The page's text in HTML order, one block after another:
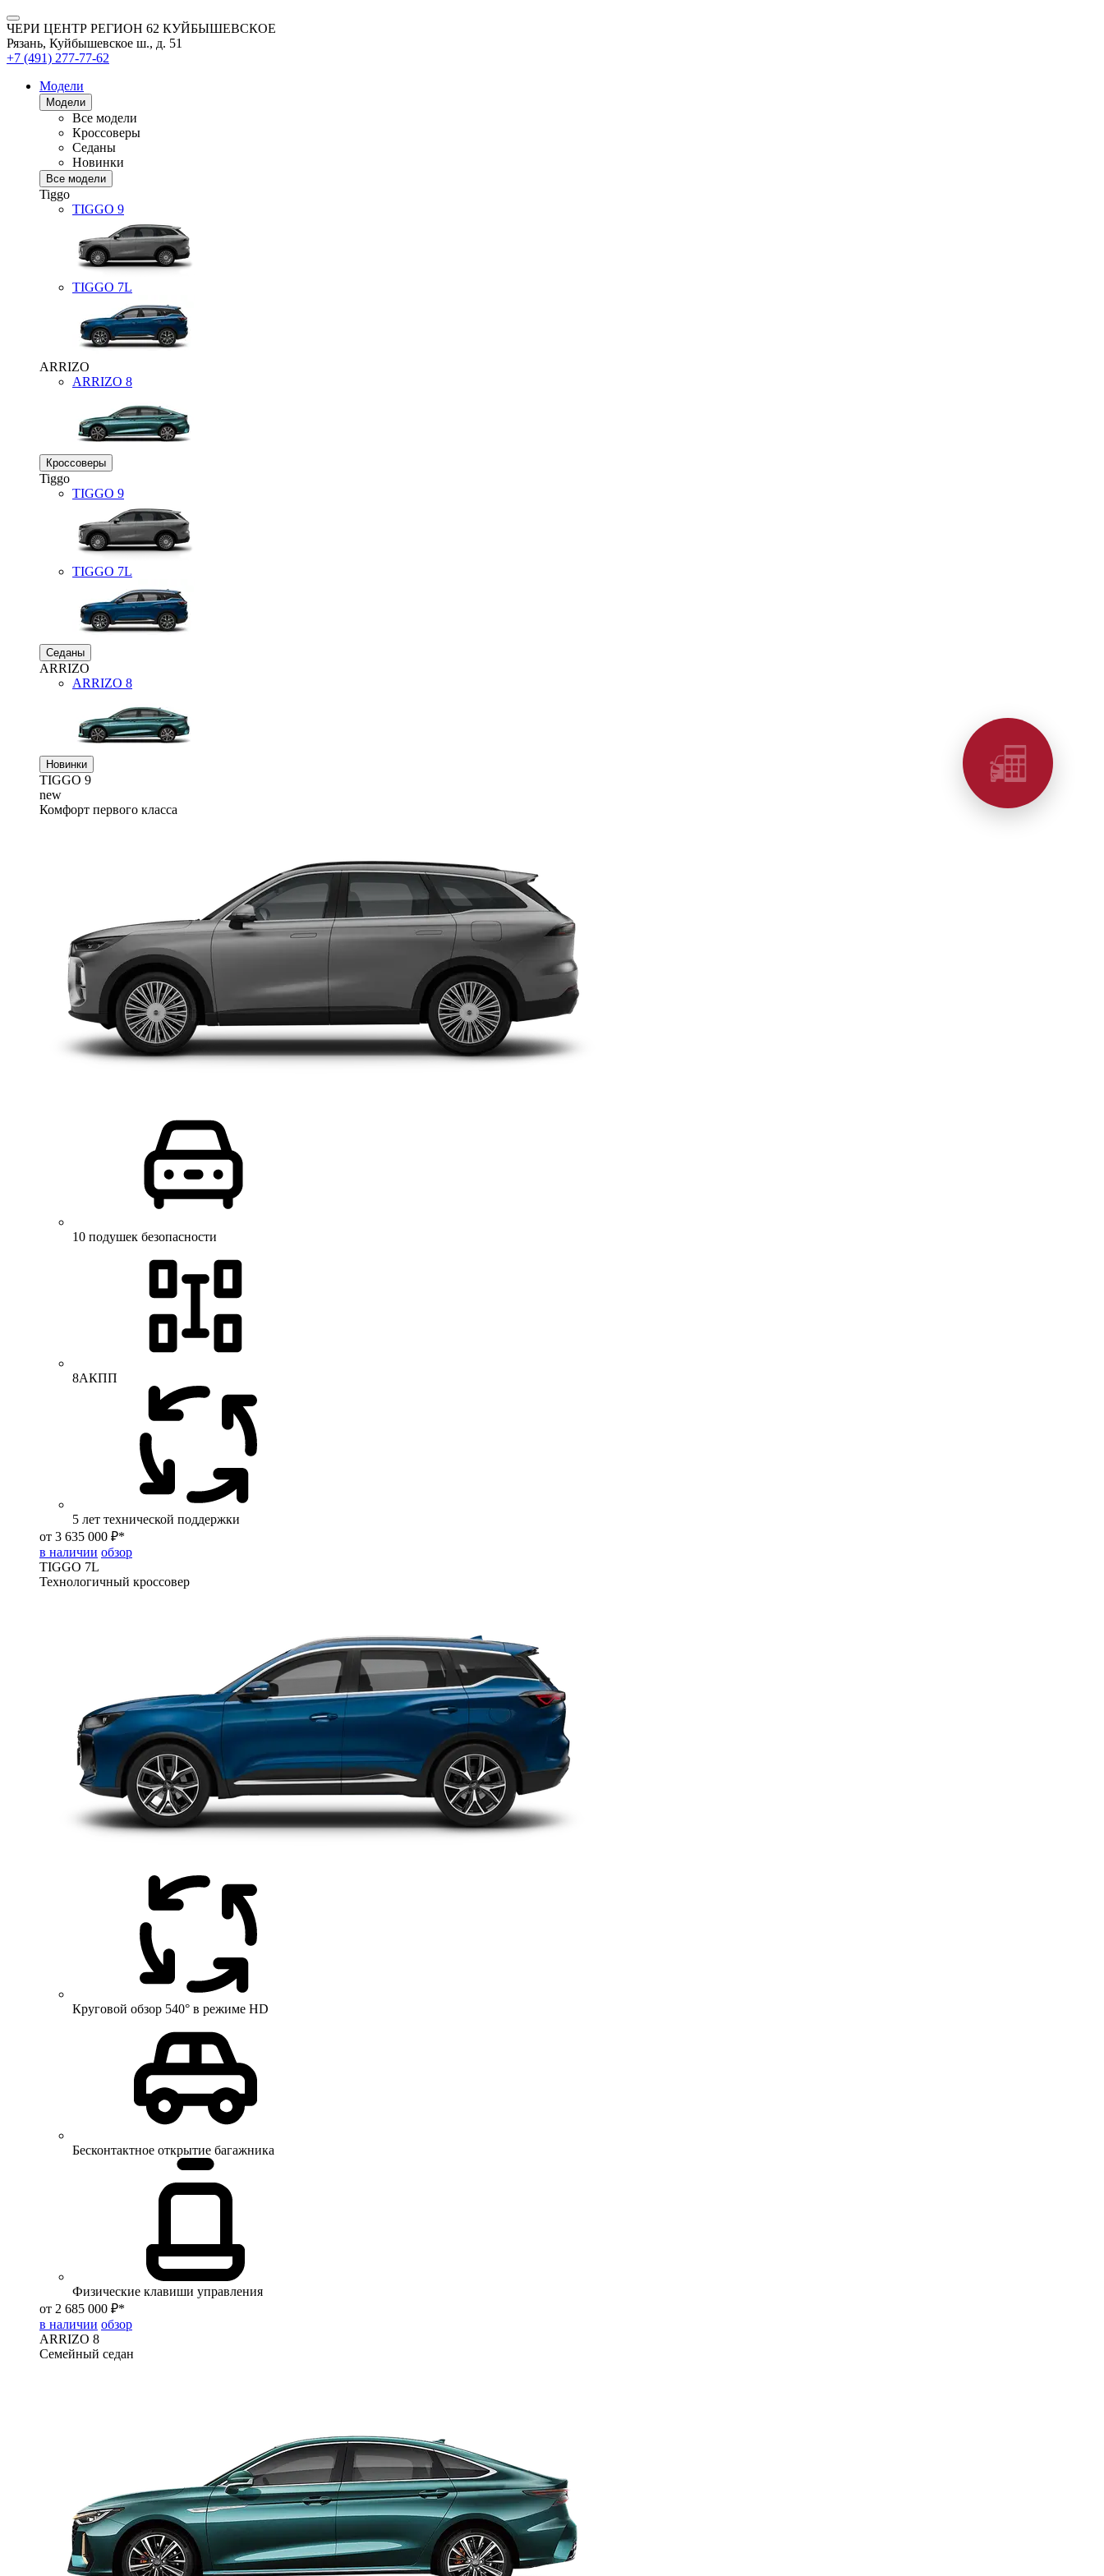
ЧЕРИ ЦЕНТР РЕГИОН 62 КУЙБЫШЕВСКОЕ
Рязань, Куйбышевское ш., д. 51
+7 (491) 277-77-62
Модели
Модели
Все модели
Кроссоверы
Седаны
Новинки
Все модели
Tiggo
TIGGO 9
TIGGO 7L
ARRIZO
ARRIZO 8
Кроссоверы
Tiggo
TIGGO 9
TIGGO 7L
Седаны
ARRIZO
ARRIZO 8
Новинки
TIGGO 9
new
Комфорт первого класса
10 подушек безопасности
8АКПП
5 лет технической поддержки
от 3 635 000 ₽*
в наличии обзор
TIGGO 7L
Технологичный кроссовер
Круговой обзор 540° в режиме HD
Бесконтактное открытие багажника
Физические клавиши управления
от 2 685 000 ₽*
в наличии обзор
ARRIZO 8
Семейный седан